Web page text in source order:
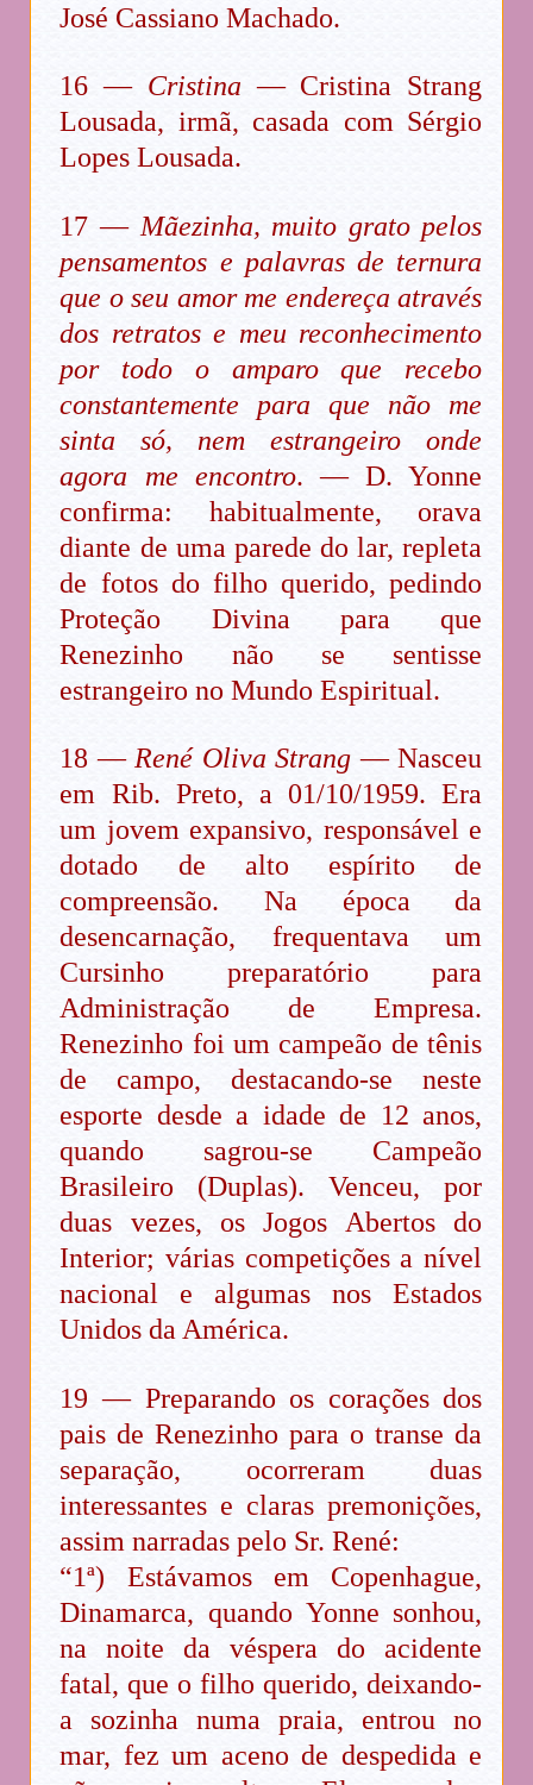
José Cassiano Machado.
16 — Cristina — Cristina Strang
Lousada, irmã, casada com Sérgio
Lopes Lousada.
17 — Mãezinha, muito grato pelos
pensamentos e palavras de ternura
que o seu amor me endereça através
dos retratos e meu reconhecimento
por todo o amparo que recebo
constantemente para que não me
sinta só, nem estrangeiro onde
agora me encontro. — D. Yonne
confirma: habitualmente, orava
diante de uma parede do lar, repleta
de fotos do filho querido, pedindo
Proteção Divina para que
Renezinho não se sentisse
estrangeiro no Mundo Espiritual.
18 —René Oliva Strang — Nasceu
em Rib. Preto, a 01/10/1959. Era
um jovem expansivo, responsável e
dotado de alto espírito de
compreensão. Na época da
desencarnação, frequentava um
Cursinho preparatório para
Administração de Empresa.
Renezinho foi um campeão de tênis
de campo, destacando-se neste
esporte desde a idade de 12 anos,
quando sagrou-se Campeão
Brasileiro (Duplas). Venceu, por
duas vezes, os Jogos Abertos do
Interior; várias competições a nível
nacional e algumas nos Estados
Unidos da América.
19 — Preparando os corações dos
pais de Renezinho para o transe da
separação, ocorreram duas
interessantes e claras premonições,
assim narradas pelo Sr. René:
“1ª) Estávamos em Copenhague,
Dinamarca, quando Yonne sonhou,
na noite da véspera do acidente
fatal, que o filho querido, deixando-
a sozinha numa praia, entrou no
mar, fez um aceno de despedida e